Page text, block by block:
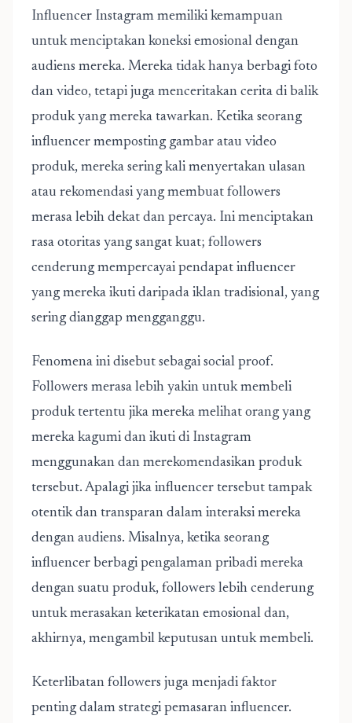
Influencer Instagram memiliki kemampuan
untuk menciptakan koneksi emosional dengan
audiens mereka. Mereka tidak hanya berbagi foto
dan video, tetapi juga menceritakan cerita di balik
produk yang mereka tawarkan. Ketika seorang
influencer memposting gambar atau video
produk, mereka sering kali menyertakan ulasan
atau rekomendasi yang membuat followers
merasa lebih dekat dan percaya. Ini menciptakan
rasa otoritas yang sangat kuat; followers
cenderung mempercayai pendapat influencer
yang mereka ikuti daripada iklan tradisional, yang
sering dianggap mengganggu.
Fenomena ini disebut sebagai social proof.
Followers merasa lebih yakin untuk membeli
produk tertentu jika mereka melihat orang yang
mereka kagumi dan ikuti di Instagram
menggunakan dan merekomendasikan produk
tersebut. Apalagi jika influencer tersebut tampak
otentik dan transparan dalam interaksi mereka
dengan audiens. Misalnya, ketika seorang
influencer berbagi pengalaman pribadi mereka
dengan suatu produk, followers lebih cenderung
untuk merasakan keterikatan emosional dan,
akhirnya, mengambil keputusan untuk membeli.
Keterlibatan followers juga menjadi faktor
penting dalam strategi pemasaran influencer.